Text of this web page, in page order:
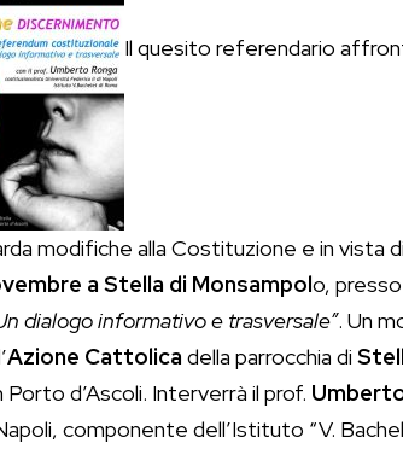
Il quesito referendario
modifiche alla Costituzione e in vista
a Stella di Monsampolo,
dialogo informativo e trasversale”. Un
Azione Cattolica della parrocchia di
Porto d’Ascoli. Interverrà il prof.
componente dell’Istituto “V.